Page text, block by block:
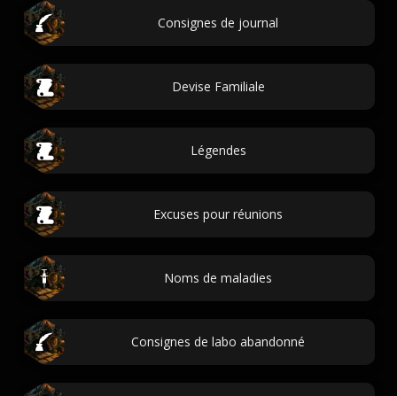
Consignes de journal
Devise Familiale
Légendes
Excuses pour réunions
Noms de maladies
Consignes de labo abandonné